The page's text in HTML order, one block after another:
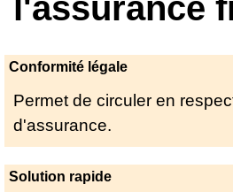
l'assurance
Conformité légale
Permet de circuler en
d'assurance.
Solution rapide